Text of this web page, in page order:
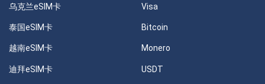
乌克兰eSIM卡
泰国eSIM卡
越南eSIM卡
迪拜eSIM卡
Visa
Bitcoin
Monero
USDT